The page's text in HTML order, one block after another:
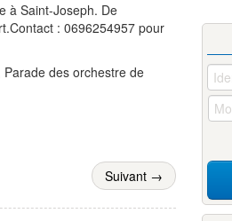
à Saint-Joseph. De
: 0696254957 pour
Parade des orchestre de
Suivant →